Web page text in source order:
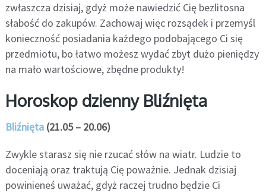
zwłaszcza dzisiaj, gdyż może nawiedzić Cię bezlitosna
słabość do zakupów. Zachowaj więc rozsądek i przemyśl
konieczność posiadania każdego podobającego Ci się
przedmiotu, bo łatwo możesz wydać zbyt dużo pieniędzy
na mało wartościowe, zbędne produkty!
Horoskop dzienny Bliźnięta
Bliźnięta(21.05 – 20.06)
Zwykle starasz się nie rzucać słów na wiatr. Ludzie to
doceniają oraz traktują Cię poważnie. Jednak dzisiaj
powinieneś uważać, gdyż raczej trudno będzie Ci